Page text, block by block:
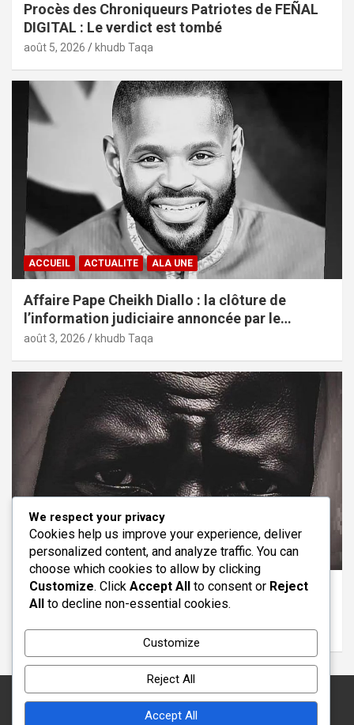
Procès des Chroniqueurs Patriotes de FEÑAL
DIGITAL : Le verdict est tombé
août 5, 2026 khudb Taqa
ACCUEIL ACTUALITE ALA UNE
Affaire Pape Cheikh Diallo : la clôture de
l’information judiciaire annoncée par le
tribunal de Pikine-Guédiawaye
août 3, 2026 khudb Taqa
ACCUEIL ACTUALITE ALA UNE
Magal 2026 : Ambiance autour de la grande
mosquée et réactions des fidèles
août 2, 2026 khudb Taqa
We respect your privacy
Cookies help us improve your experience, deliver
personalized content, and analyze traffic. You can
choose which cookies to allow by clicking
Customize. Click Accept All to consent or Reject
All to decline non-essential cookies.
Customize
Reject All
Accept All